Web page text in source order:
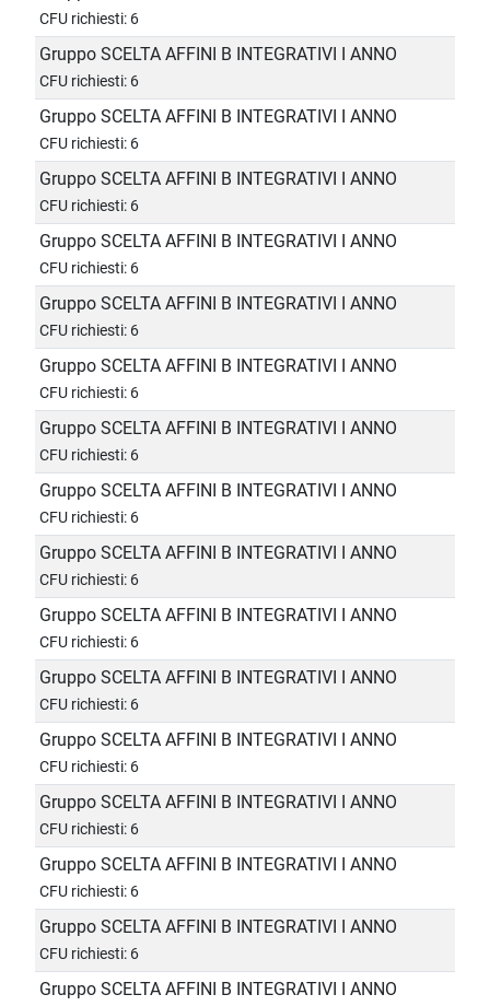
CFU richiesti: 6
Gruppo SCELTA AFFINI B INTEGRATIVI I ANNO
CFU richiesti: 6
Gruppo SCELTA AFFINI B INTEGRATIVI I ANNO
CFU richiesti: 6
Gruppo SCELTA AFFINI B INTEGRATIVI I ANNO
CFU richiesti: 6
Gruppo SCELTA AFFINI B INTEGRATIVI I ANNO
CFU richiesti: 6
Gruppo SCELTA AFFINI B INTEGRATIVI I ANNO
CFU richiesti: 6
Gruppo SCELTA AFFINI B INTEGRATIVI I ANNO
CFU richiesti: 6
Gruppo SCELTA AFFINI B INTEGRATIVI I ANNO
CFU richiesti: 6
Gruppo SCELTA AFFINI B INTEGRATIVI I ANNO
CFU richiesti: 6
Gruppo SCELTA AFFINI B INTEGRATIVI I ANNO
CFU richiesti: 6
Gruppo SCELTA AFFINI B INTEGRATIVI I ANNO
CFU richiesti: 6
Gruppo SCELTA AFFINI B INTEGRATIVI I ANNO
CFU richiesti: 6
Gruppo SCELTA AFFINI B INTEGRATIVI I ANNO
CFU richiesti: 6
Gruppo SCELTA AFFINI B INTEGRATIVI I ANNO
CFU richiesti: 6
Gruppo SCELTA AFFINI B INTEGRATIVI I ANNO
CFU richiesti: 6
Gruppo SCELTA AFFINI B INTEGRATIVI I ANNO
CFU richiesti: 6
Gruppo SCELTA AFFINI B INTEGRATIVI I ANNO